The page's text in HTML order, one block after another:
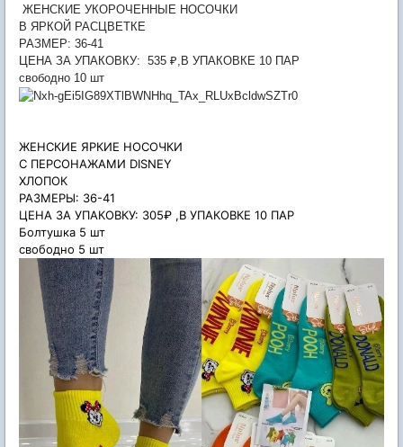
ЖЕНСКИЕ УКОРОЧЕННЫЕ НОСОЧКИ
В ЯРКОЙ РАСЦВЕТКЕ
РАЗМЕР: 36-41
ЦЕНА ЗА УПАКОВКУ: 535 ₽,В УПАКОВКЕ 10 ПАР
свободно 10 шт
ЖЕНСКИЕ ЯРКИЕ НОСОЧКИ
С ПЕРСОНАЖАМИ DISNEY
ХЛОПОК
РАЗМЕРЫ: 36-41
ЦЕНА ЗА УПАКОВКУ: 305₽ ,В УПАКОВКЕ 10 ПАР
Болтушка 5 шт
свободно 5 шт